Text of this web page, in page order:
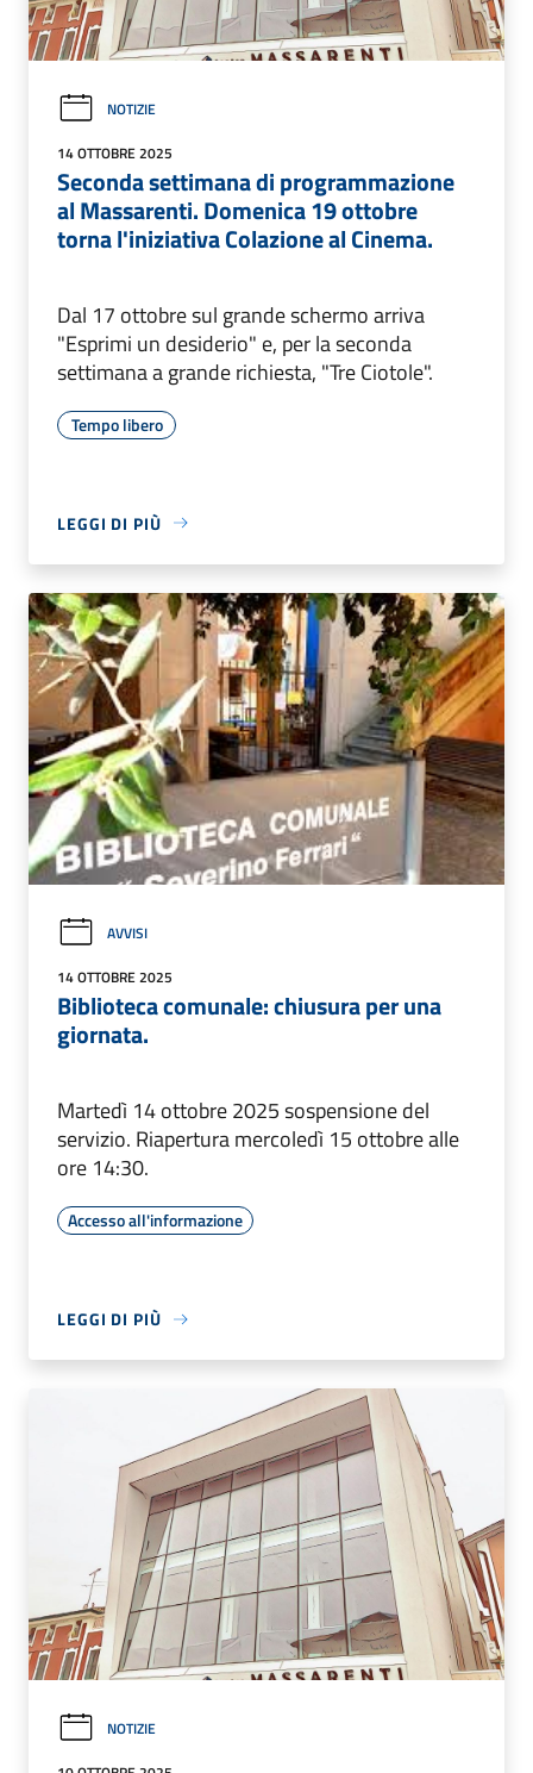
NOTIZIE
14 OTTOBRE 2025
Seconda settimana di programmazione
al Massarenti. Domenica 19 ottobre
torna l'iniziativa Colazione al Cinema.
Dal 17 ottobre sul grande schermo arriva
"Esprimi un desiderio" e, per la seconda
settimana a grande richiesta, "Tre Ciotole".
Tempo libero
LEGGI DI PIÙ
AVVISI
14 OTTOBRE 2025
Biblioteca comunale: chiusura per una
giornata.
Martedì 14 ottobre 2025 sospensione del
servizio. Riapertura mercoledì 15 ottobre alle
ore 14:30.
Accesso all'informazione
LEGGI DI PIÙ
NOTIZIE